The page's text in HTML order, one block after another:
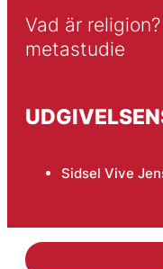
Vad är
metastudie
Sidsel Vive